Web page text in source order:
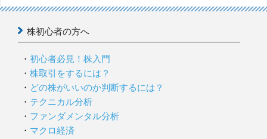
株初心者の方へ
初心者必見！株入門
株取引をするには？
どの株がいいのか判断するには？
テクニカル分析
ファンダメンタル分析
マクロ経済